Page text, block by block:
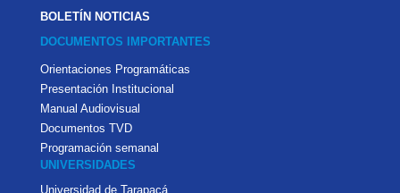
BOLETÍN NOTICIAS
DOCUMENTOS IMPORTANTES
Orientaciones Programáticas
Presentación Institucional
Manual Audiovisual
Documentos TVD
Programación semanal
UNIVERSIDADES
Universidad de Tarapacá